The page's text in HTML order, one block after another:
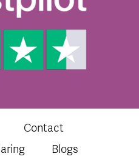
Contact
Blogs